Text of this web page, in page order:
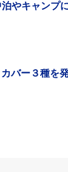
びやかで快
ト力を制
優れた制動
ロスポー
リップ、サド
やキャンプ
バー３種を